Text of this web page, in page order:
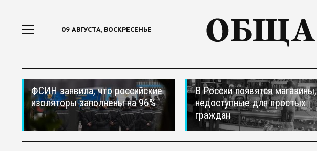
09 АВГУСТА, ВОСКРЕСЕНЬЕ
ФСИН заявила, что российские
изоляторы заполнены на 96%
В России появятся магазины,
недоступные для простых
граждан